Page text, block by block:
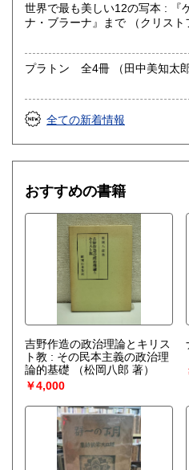
世界で最も美しい12の写本 : 『
ナ・ブラーナ』まで （クリストファー・デ・ハーメル著 ; 加
プラトン 全4冊 （田中美知太
全ての新着情報
おすすめの書籍
吉野作造の政治理論とキリス
ト教 : その民本主義の政治理
論的基礎
（松岡八郎 著）
￥4,000